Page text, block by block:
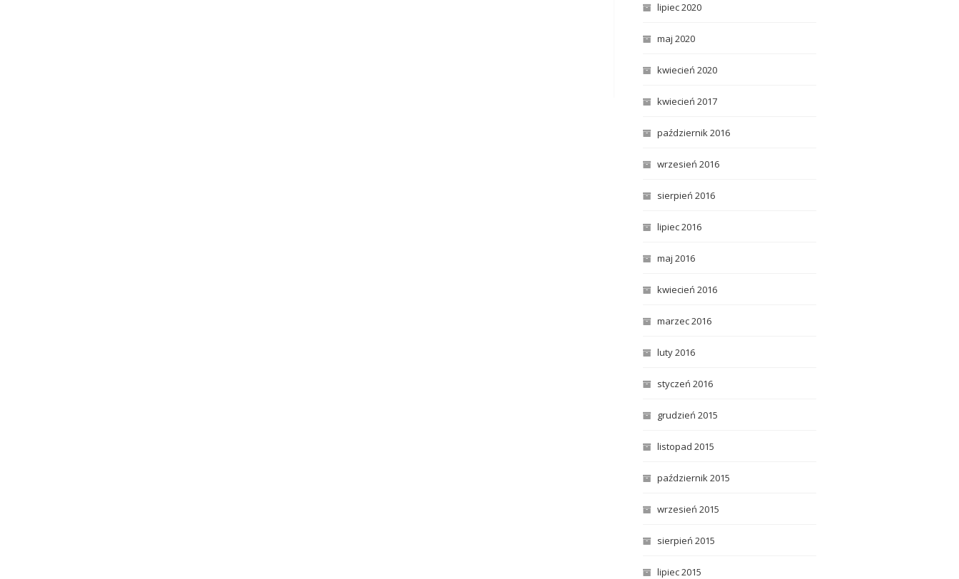
lipiec 2020
maj 2020
kwiecień 2020
kwiecień 2017
październik 2016
wrzesień 2016
sierpień 2016
lipiec 2016
maj 2016
kwiecień 2016
marzec 2016
luty 2016
styczeń 2016
grudzień 2015
listopad 2015
październik 2015
wrzesień 2015
sierpień 2015
lipiec 2015